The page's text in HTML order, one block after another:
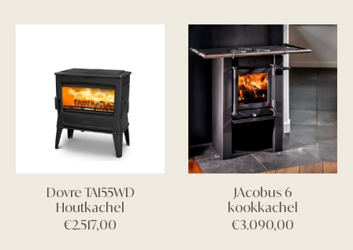
Dovre TAI55WD
Houtkachel
€2.517,00
JAcobus 6
kookkachel
€3.090,00